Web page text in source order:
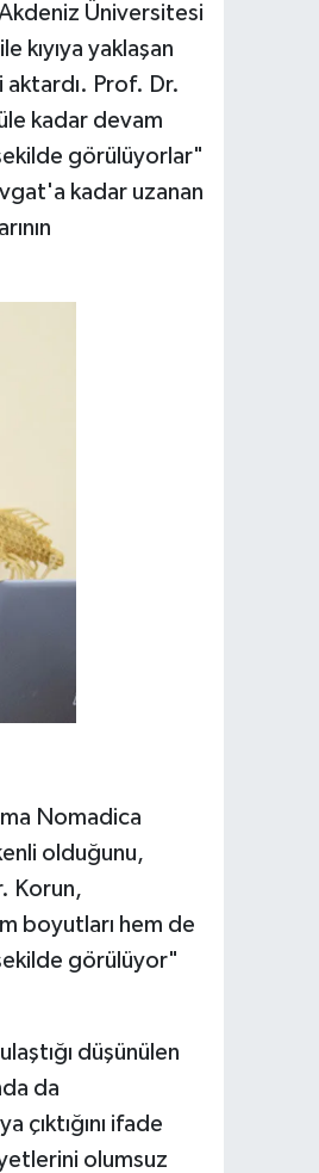
Akdeniz Üniversitesi
kıyıya yaklaşan
aktardı. Prof. Dr.
kadar devam
görülüyorlar"
kadar uzanan
Nomadica
olduğunu,
Korun,
boyutları hem de
görülüyor"
düşünülen
da
çıktığını ifade
olumsuz